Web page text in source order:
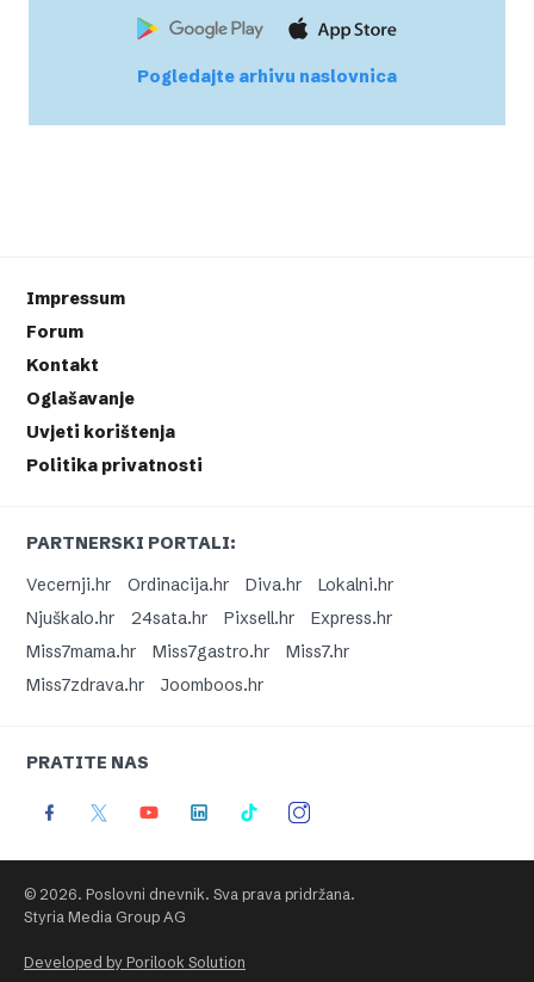
Pogledajte arhivu naslovnica
Impressum
Forum
Kontakt
Oglašavanje
Uvjeti korištenja
Politika privatnosti
PARTNERSKI PORTALI:
Vecernji.hr
Ordinacija.hr Diva.hr
Lokalni.hr
Njuškalo.hr
24sata.hr Pixsell.hr
Express.hr
Miss7mama.hr
Miss7gastro.hr
Miss7.hr
Miss7zdrava.hr
Joomboos.hr
PRATITE NAS
© 2026. Poslovni dnevnik. Sva prava pridržana.
Styria Media Group AG
Developed by Porilook Solution